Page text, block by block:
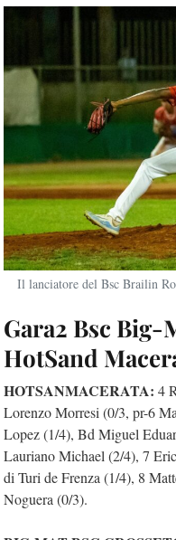
Il lanciatore del Bsc Brailin
Gara2 Bsc Big-
HotSand
HOTSANMACERATA: 4
Lorenzo Morresi (0/3, pr-6
Lopez (1/4), Bd Miguel
Lauriano Michael (2/4), 7
di Turi de Frenza (1/4), 8
Noguera (0/3).